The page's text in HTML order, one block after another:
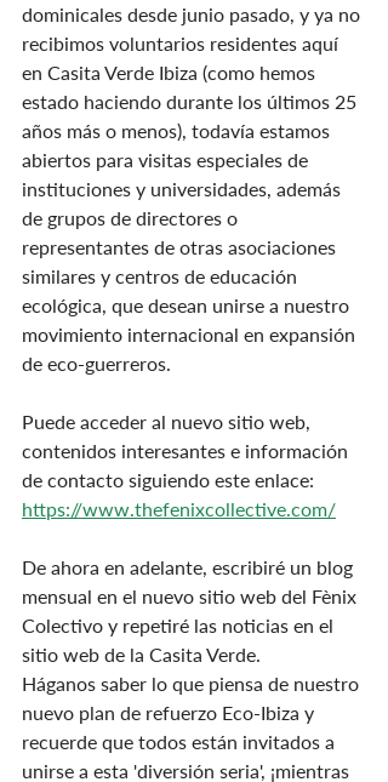
dominicales desde junio pasado, y ya no
recibimos voluntarios residentes aquí
en Casita Verde Ibiza (como hemos
estado haciendo durante los últimos 25
años más o menos), todavía estamos
abiertos para visitas especiales de
instituciones y universidades, además
de grupos de directores o
representantes de otras asociaciones
similares y centros de educación
ecológica, que desean unirse a nuestro
movimiento internacional en expansión
de eco-guerreros.
Puede acceder al nuevo sitio web,
contenidos interesantes e información
de contacto siguiendo este enlace:
https://www.thefenixcollective.com/
De ahora en adelante, escribiré un blog
mensual en el nuevo sitio web del Fènix
Colectivo y repetiré las noticias en el
sitio web de la Casita Verde.
Háganos saber lo que piensa de nuestro
nuevo plan de refuerzo Eco-Ibiza y
recuerde que todos están invitados a
unirse a esta 'diversión seria', ¡mientras